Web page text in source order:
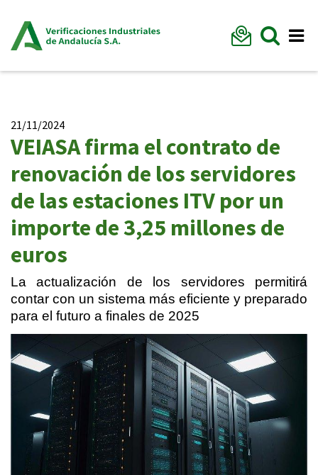
21/11/2024
VEIASA firma el contrato de
renovación de los servidores
de las estaciones ITV por un
importe de 3,25 millones de
euros
La actualización de los servidores permitirá
contar con un sistema más eficiente y preparado
para el futuro a finales de 2025